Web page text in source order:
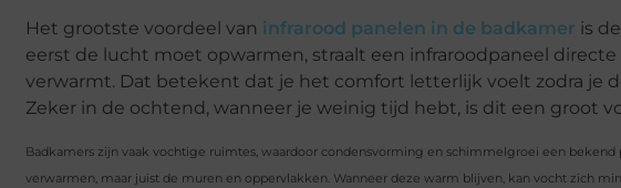
Het grootste voordeel van infrarood panelen in de badkamer is
eerst de lucht moet opwarmen, straalt een infraroodpaneel
verwarmt. Dat betekent dat je het comfort letterlijk voelt zodra je
Zeker in de ochtend, wanneer je weinig tijd hebt, is dit een groot
Badkamers zijn vaak vochtige ruimtes, waardoor condensvorming en schimmelgroei een
verwarmen, maar juist de muren en oppervlakken. Wanneer deze warm blijven, kan vocht zich